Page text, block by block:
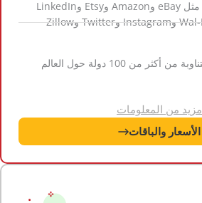
متوافق مع منصات مثل eBay وAmazon وEtsy وLinkedIn
وYouTube وWal-Mart وInstagram وTwitter وZillow
مزيد من المعلومات
الأسعار والباقات